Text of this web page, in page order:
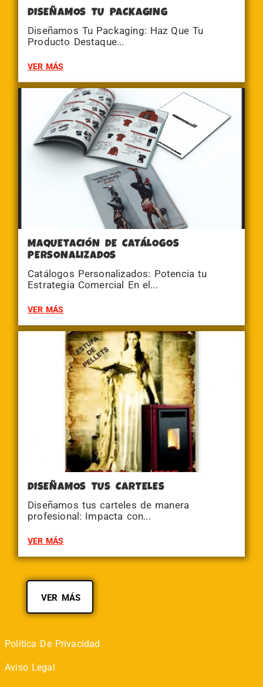
DISEÑAMOS TU PACKAGING
Diseñamos Tu Packaging: Haz Que Tu
Producto Destaque...
VER MÁS
MAQUETACIÓN DE CATÁLOGOS
PERSONALIZADOS
Catálogos Personalizados: Potencia tu
Estrategia Comercial En el...
VER MÁS
DISEÑAMOS TUS CARTELES
Diseñamos tus carteles de manera
profesional: Impacta con...
VER MÁS
VER MÁS
Política De Privacidad
Aviso Legal